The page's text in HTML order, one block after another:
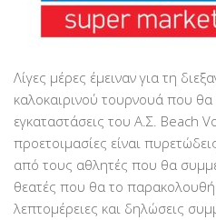
Λίγες μέρες έμειναν για τη
καλοκαιρινού τουρνουά που θα
εγκαταστάσεις του Α.Σ. Beach
προετοιμασίες είναι
από τους αθλητές που θα
θεατές που θα το
λεπτομέρειες και δηλώσεις